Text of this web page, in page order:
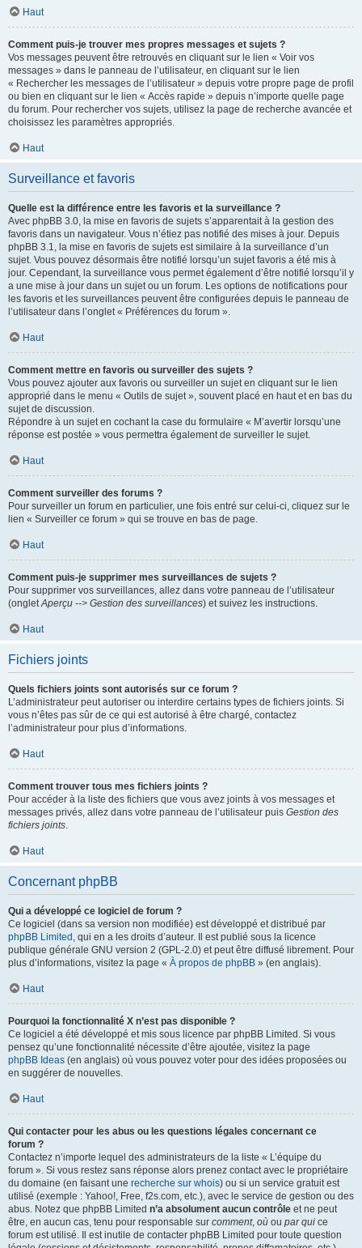
Haut
Comment puis-je trouver mes propres messages et sujets ?
Vos messages peuvent être retrouvés en cliquant sur le lien « Voir vos
messages » dans le panneau de l’utilisateur, en cliquant sur le lien
« Rechercher les messages de l’utilisateur » depuis votre propre page de profil
ou bien en cliquant sur le lien « Accès rapide » depuis n’importe quelle page
du forum. Pour rechercher vos sujets, utilisez la page de recherche avancée et
choisissez les paramètres appropriés.
Haut
Surveillance et favoris
Quelle est la différence entre les favoris et la surveillance ?
Avec phpBB 3.0, la mise en favoris de sujets s’apparentait à la gestion des
favoris dans un navigateur. Vous n’étiez pas notifié des mises à jour. Depuis
phpBB 3.1, la mise en favoris de sujets est similaire à la surveillance d’un
sujet. Vous pouvez désormais être notifié lorsqu’un sujet favoris a été mis à
jour. Cependant, la surveillance vous permet également d’être notifié lorsqu’il y
a une mise à jour dans un sujet ou un forum. Les options de notifications pour
les favoris et les surveillances peuvent être configurées depuis le panneau de
l’utilisateur dans l’onglet « Préférences du forum ».
Haut
Comment mettre en favoris ou surveiller des sujets ?
Vous pouvez ajouter aux favoris ou surveiller un sujet en cliquant sur le lien
approprié dans le menu « Outils de sujet », souvent placé en haut et en bas du
sujet de discussion.
Répondre à un sujet en cochant la case du formulaire « M’avertir lorsqu’une
réponse est postée » vous permettra également de surveiller le sujet.
Haut
Comment surveiller des forums ?
Pour surveiller un forum en particulier, une fois entré sur celui-ci, cliquez sur le
lien « Surveiller ce forum » qui se trouve en bas de page.
Haut
Comment puis-je supprimer mes surveillances de sujets ?
Pour supprimer vos surveillances, allez dans votre panneau de l’utilisateur
(ongletAperçu --> Gestion des surveillances) et suivez les instructions.
Haut
Fichiers joints
Quels fichiers joints sont autorisés sur ce forum ?
L’administrateur peut autoriser ou interdire certains types de fichiers joints. Si
vous n’êtes pas sûr de ce qui est autorisé à être chargé, contactez
l’administrateur pour plus d’informations.
Haut
Comment trouver tous mes fichiers joints ?
Pour accéder à la liste des fichiers que vous avez joints à vos messages et
messages privés, allez dans votre panneau de l’utilisateur puis Gestion des
fichiers joints.
Haut
Concernant phpBB
Qui a développé ce logiciel de forum ?
Ce logiciel (dans sa version non modifiée) est développé et distribué par
phpBB Limited , qui en a les droits d’auteur. Il est publié sous la licence
publique générale GNU version 2 (GPL-2.0) et peut être diffusé librement. Pour
plus d’informations, visitez la page « À propos de phpBB » (en anglais).
Haut
Pourquoi la fonctionnalité X n’est pas disponible ?
Ce logiciel a été développé et mis sous licence par phpBB Limited. Si vous
pensez qu’une fonctionnalité nécessite d’être ajoutée, visitez la page
phpBB Ideas (en anglais) où vous pouvez voter pour des idées proposées ou
en suggérer de nouvelles.
Haut
Qui contacter pour les abus ou les questions légales concernant ce
forum ?
Contactez n’importe lequel des administrateurs de la liste « L’équipe du
forum ». Si vous restez sans réponse alors prenez contact avec le propriétaire
du domaine (en faisant une recherche sur whois) ou si un service gratuit est
utilisé (exemple : Yahoo!, Free, f2s.com, etc.), avec le service de gestion ou des
abus. Notez que phpBB Limited n’a absolument aucun contrôle et ne peut
être, en aucun cas, tenu pour responsable sur comment, où ou par qui ce
forum est utilisé. Il est inutile de contacter phpBB Limited pour toute question